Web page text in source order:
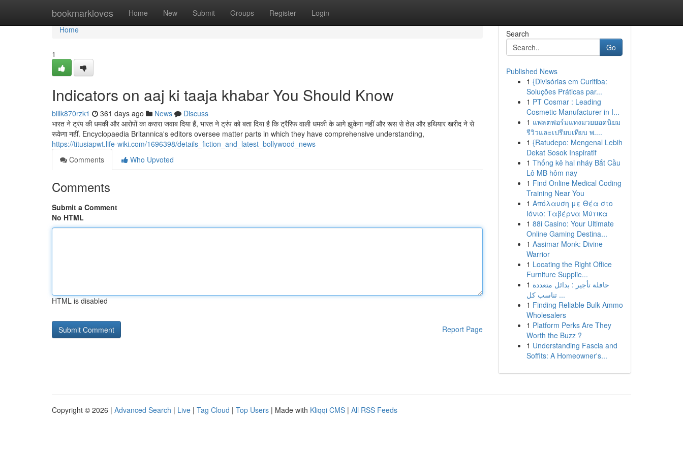
bookmarkloves Home New Submit Groups Register Login
Home
Home
1
Indicators on aaj ki taaja khabar You Should Know
billk870rzk1 361 days ago News
Discuss
भारत ने ट्रंप की धमकी और आरोपों का करारा जवाब दिया हैं, भारत ने ट्रंप को बता दिया है कि ट्रैरिफ वाली धमकी के आगे झुकेगा नहीं और रूस से तेल और हथियार खरीद ने से
रूकेगा नहीं. Encyclopaedia Britannica's editors oversee matter parts in which they have comprehensive understanding,
https://titusiapwt.life-wiki.com/1696398/details_fiction_and_latest_bollywood_news
Comments
Who Upvoted
Comments
Submit a Comment
No HTML
HTML is disabled
Report Page
Search
Go
Published News
1 {Divisórias em Curitiba:
Soluções Práticas par...
1 PT Cosmar : Leading
Cosmetic Manufacturer in I...
1 แพลตฟอร์มแทงมวยยอดนิยม
รีวิวและเปรียบเทียบ พ....
1 {Ratudepo: Mengenal Lebih
Dekat Sosok Inspiratif
1 Thống kê hai nháy Bắt Cầu
Lô MB hôm nay
1 Find Online Medical Coding
Training Near You
1 Απόλαυση με Θέα στο
Ιόνιο: Ταβέρνα Μύτικα
1 88i Casino: Your Ultimate
Online Gaming Destina...
1 Aasimar Monk: Divine
Warrior
1 Locating the Right Office
Furniture Supplie...
1 حافلة تأجير : بدائل متعددة
تناسب كل ...
1 Finding Reliable Bulk Ammo
Wholesalers
1 Platform Perks Are They
Worth the Buzz ?
1 Understanding Fascia and
Soffits: A Homeowner's...
Copyright © 2026 | Advanced Search | Live | Tag Cloud | Top Users | Made with Kliqqi CMS | All RSS Feeds